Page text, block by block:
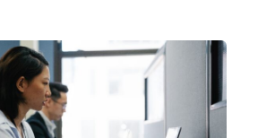
НОВЫЕ
ПРЕДМЕТЫ
ПО
ИСКУССТВЕННОМУ